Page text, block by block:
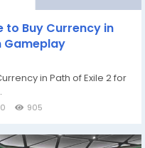
to Buy Currency in
Gameplay
in Path of Exile 2 for
0 905